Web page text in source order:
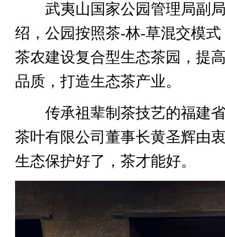
武夷山国家公园管理局副局
绍，公园按照茶-林-草混交模
茶农建设复合型生态茶园，提
品质，打造生态茶产业。
传承祖辈制茶技艺的福建省
茶叶有限公司董事长黄圣辉由
生态保护好了，茶才能好。